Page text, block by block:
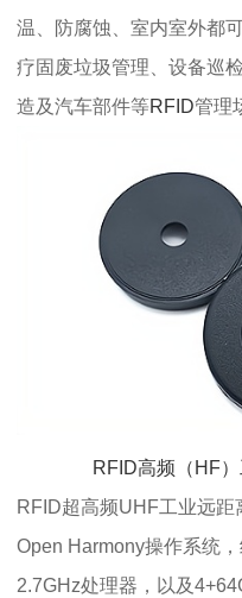
温、防腐蚀、室内室外都
疗固废垃圾管理、设备巡
造及汽车部件等RFID管理
RFID高频（HF
RFID超高频UHF工业远
Open Harmony操作系统
2.7GHz处理器，以及